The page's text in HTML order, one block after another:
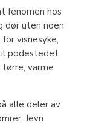
fenomen hos
dør uten noen
visnesyke,
podestedet
varme
alle deler av
Jevn